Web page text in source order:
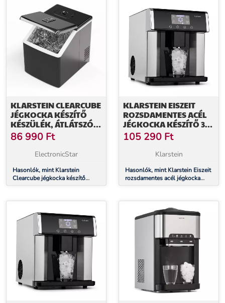
KLARSTEIN CLEARCUBE
JÉGKOCKA KÉSZÍTŐ
KÉSZÜLÉK, ÁTLÁTSZÓ
JÉG, 13 KG/24 Ó
86 990 Ft
ElectronicStar
Hasonlók, mint Klarstein
Clearcube jégkocka készítő
készülék, átlátszó jég, 13 kg/24
KLARSTEIN EISZEIT
ROZSDAMENTES ACÉL
JÉGKOCKA KÉSZÍTŐ 3
JÉGKOCKA MÉRET
EZÜST
105 290 Ft
Klarstein
Hasonlók, mint Klarstein Eiszeit
rozsdamentes acél jégkocka
készítő 3 jégkocka méret ezüst